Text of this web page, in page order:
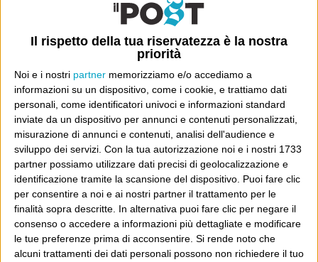
Il rispetto della tua riservatezza è la nostra
priorità
Noi e i nostri partner memorizziamo e/o accediamo a
informazioni su un dispositivo, come i cookie, e trattiamo dati
personali, come identificatori univoci e informazioni standard
inviate da un dispositivo per annunci e contenuti personalizzati,
misurazione di annunci e contenuti, analisi dell'audience e
sviluppo dei servizi. Con la tua autorizzazione noi e i nostri 1733
partner possiamo utilizzare dati precisi di geolocalizzazione e
identificazione tramite la scansione del dispositivo. Puoi fare clic
per consentire a noi e ai nostri partner il trattamento per le
finalità sopra descritte. In alternativa puoi fare clic per negare il
consenso o accedere a informazioni più dettagliate e modificare
le tue preferenze prima di acconsentire. Si rende noto che
alcuni trattamenti dei dati personali possono non richiedere il tuo